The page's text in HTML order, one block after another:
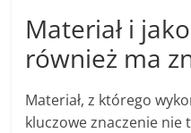
Materiał i
również ma
Materiał, z którego
kluczowe znaczenie nie